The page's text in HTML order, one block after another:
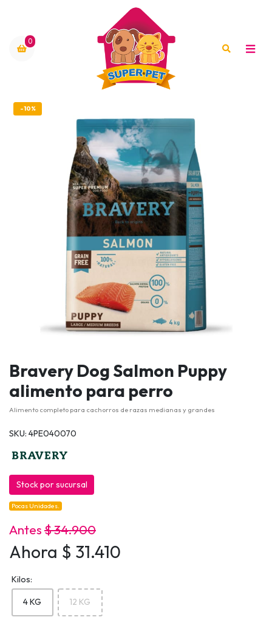
0
-10%
Bravery Dog Salmon Puppy
alimento para perro
Alimento completo para cachorros de razas medianas y grandes
SKU: 4PE040070
Stock por sucursal
Pocas Unidades.
Antes$ 34.900
Ahora $ 31.410
Kilos:
4 KG 12 KG